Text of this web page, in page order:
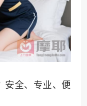
安全、专业、便